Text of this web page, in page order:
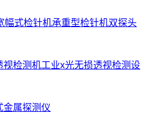
幅式检针机承重型检针机双探头
视检测机工业x光无损透视检测设
金属探测仪